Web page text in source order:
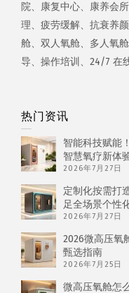
院、康复中心、康养会
理、疲劳缓解、抗衰养
舱、双人氧舱、多人氧
导、操作培训、24/7 在
热门资讯
智能科技赋能
智慧氧疗新体
2026年7月27日
定制化按需打
足全场景个性
2026年7月27日
2026微高压氧
甄选指南
2026年7月25日
微高压氧舱怎